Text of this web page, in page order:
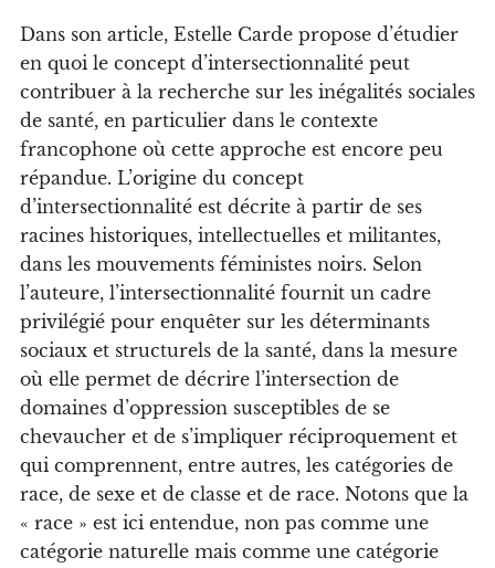
Dans son article, Estelle Carde propose d’étudier
en quoi le concept d’intersectionnalité peut
contribuer à la recherche sur les inégalités sociales
de santé, en particulier dans le contexte
francophone où cette approche est encore peu
répandue. L’origine du concept
d’intersectionnalité est décrite à partir de ses
racines historiques, intellectuelles et militantes,
dans les mouvements féministes noirs. Selon
l’auteure, l’intersectionnalité fournit un cadre
privilégié pour enquêter sur les déterminants
sociaux et structurels de la santé, dans la mesure
où elle permet de décrire l’intersection de
domaines d’oppression susceptibles de se
chevaucher et de s’impliquer réciproquement et
qui comprennent, entre autres, les catégories de
race, de sexe et de classe et de race. Notons que la
« race » est ici entendue, non pas comme une
catégorie naturelle mais comme une catégorie